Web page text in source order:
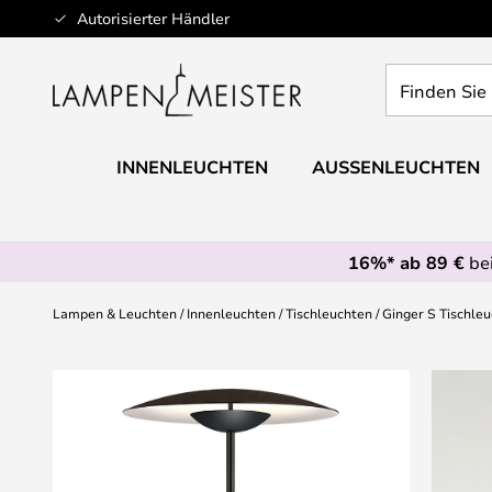
Autorisierter Händler
Zum
Inhalt
Sie
Leuchte...
INNENLEUCHTEN AUSSENLEUCHTEN
16%* ab 89 €
Lampen & Leuchten Innenleuchten Tischleuchten Ginger S